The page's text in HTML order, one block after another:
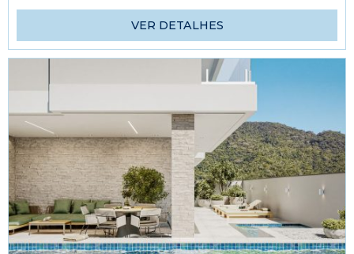
VER DETALHES